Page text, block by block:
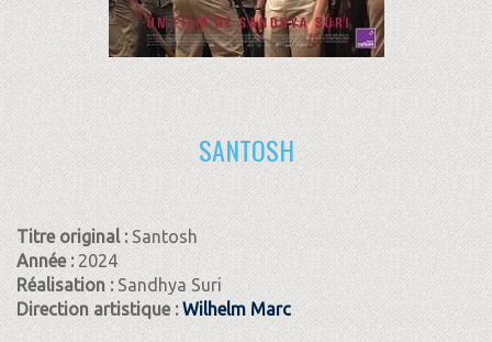
SANTOSH
Titre original : Santosh
Année : 2024
Réalisation :Sandhya Suri
Direction artistique : Wilhelm Marc